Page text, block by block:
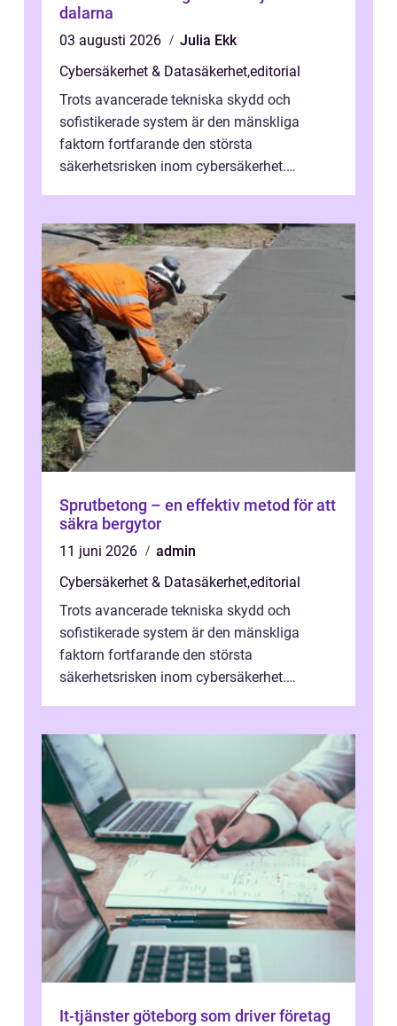
dalarna
03 augusti 2026
Julia Ekk
Cybersäkerhet & Datasäkerhet,editorial
Trots avancerade tekniska skydd och
sofistikerade system är den mänskliga
faktorn fortfarande den största
säkerhetsrisken inom cybersäkerhet.
Sprutbetong – en effektiv metod för att
säkra bergytor
11 juni 2026
admin
Cybersäkerhet & Datasäkerhet,editorial
Trots avancerade tekniska skydd och
sofistikerade system är den mänskliga
faktorn fortfarande den största
säkerhetsrisken inom cybersäkerhet.
It-tjänster göteborg som driver företag